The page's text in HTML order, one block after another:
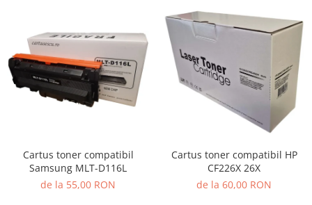
Cartus toner compatibil
Samsung MLT-D116L
de la 55,00 RON
Cartus toner compatibil HP
CF226X 26X
de la 60,00 RON